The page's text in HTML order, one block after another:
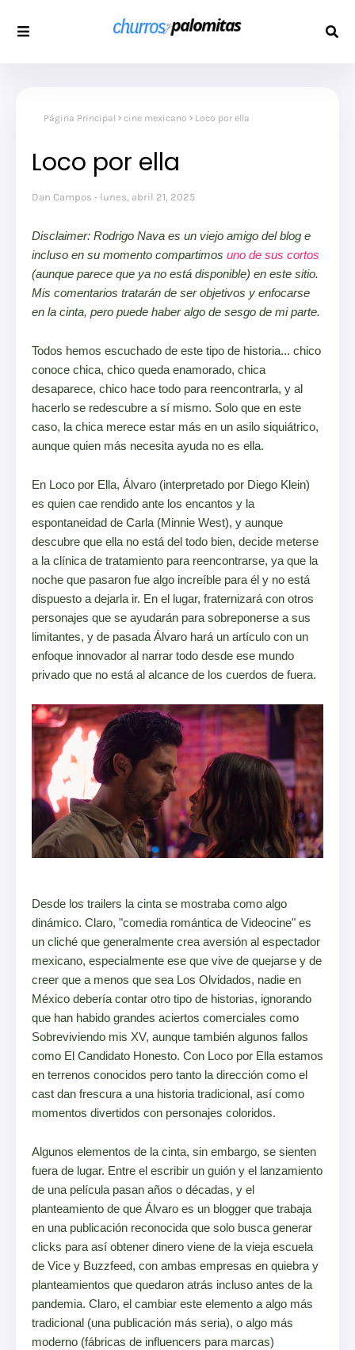
Página Principal cine mexicano Loco por ella
Loco por ella
Dan Campos lunes, abril 21, 2025
Disclaimer: Rodrigo Nava es un viejo amigo del blog e
incluso en su momento compartimos uno de sus cortos
(aunque parece que ya no está disponible) en este sitio.
Mis comentarios tratarán de ser objetivos y enfocarse
en la cinta, pero puede haber algo de sesgo de mi parte.
Todos hemos escuchado de este tipo de historia... chico
conoce chica, chico queda enamorado, chica
desaparece, chico hace todo para reencontrarla, y al
hacerlo se redescubre a sí mismo. Solo que en este
caso, la chica merece estar más en un asilo siquiátrico,
aunque quien más necesita ayuda no es ella.
En Loco por Ella, Álvaro (interpretado por Diego Klein)
es quien cae rendido ante los encantos y la
espontaneidad de Carla (Minnie West), y aunque
descubre que ella no está del todo bien, decide meterse
a la clínica de tratamiento para reencontrarse, ya que la
noche que pasaron fue algo increíble para él y no está
dispuesto a dejarla ir. En el lugar, fraternizará con otros
personajes que se ayudarán para sobreponerse a sus
limitantes, y de pasada Álvaro hará un artículo con un
enfoque innovador al narrar todo desde ese mundo
privado que no está al alcance de los cuerdos de fuera.
Desde los trailers la cinta se mostraba como algo
dinámico. Claro, "comedia romántica de Videocine" es
un cliché que generalmente crea aversión al espectador
mexicano, especialmente ese que vive de quejarse y de
creer que a menos que sea Los Olvidados, nadie en
México debería contar otro tipo de historias, ignorando
que han habido grandes aciertos comerciales como
Sobreviviendo mis XV, aunque también algunos fallos
como El Candidato Honesto. Con Loco por Ella estamos
en terrenos conocidos pero tanto la dirección como el
cast dan frescura a una historia tradicional, así como
momentos divertidos con personajes coloridos.
Algunos elementos de la cinta, sin embargo, se sienten
fuera de lugar. Entre el escribir un guión y el lanzamiento
de una película pasan años o décadas, y el
planteamiento de que Álvaro es un blogger que trabaja
en una publicación reconocida que solo busca generar
clicks para así obtener dinero viene de la vieja escuela
de Vice y Buzzfeed, con ambas empresas en quiebra y
planteamientos que quedaron atrás incluso antes de la
pandemia. Claro, el cambiar este elemento a algo más
tradicional (una publicación más seria), o algo más
moderno (fábricas de influencers para marcas)